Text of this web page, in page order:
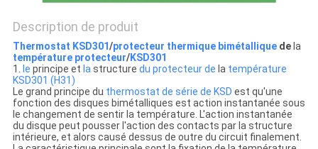
Description de produit
Thermostat KSD301/protecteur thermique bimétallique dela
température protecteur/KSD301
1. le principe et lastructure du protecteur de la température
KSD301 (H31)
Le grand principe du thermostat de série de KSD est qu'une
fonction des disques bimétalliques est action instantanée sous
le changement de sentir la température. L'action instantanée
du disque peut pousser l'action des contacts par la structure
intérieure, et alors causé dessus de outre du circuit finalement.